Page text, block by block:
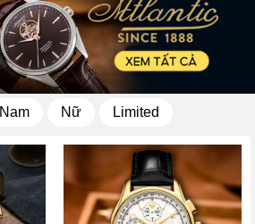
Nam Nữ Limited